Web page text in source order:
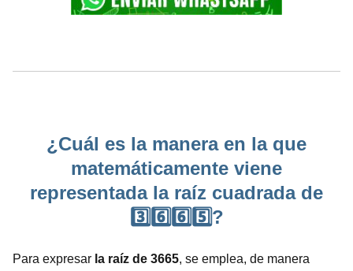
¿Cuál es la manera en la que
matemáticamente viene
representada la raíz cuadrada de
3️⃣6️⃣6️⃣5️⃣?
Para expresar la raíz de 3665, se emplea, de manera